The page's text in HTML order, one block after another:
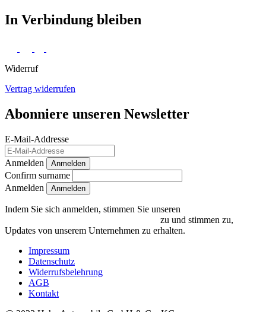
In Verbindung bleiben
Widerruf
Vertrag widerrufen
Abonniere unseren Newsletter
E-Mail-Addresse
Anmelden Anmelden
Confirm surname
Anmelden
Indem Sie sich anmelden, stimmen Sie unseren
zu und stimmen zu,
Updates von unserem Unternehmen zu erhalten.
Impressum
Datenschutz
Widerrufsbelehrung
AGB
Kontakt